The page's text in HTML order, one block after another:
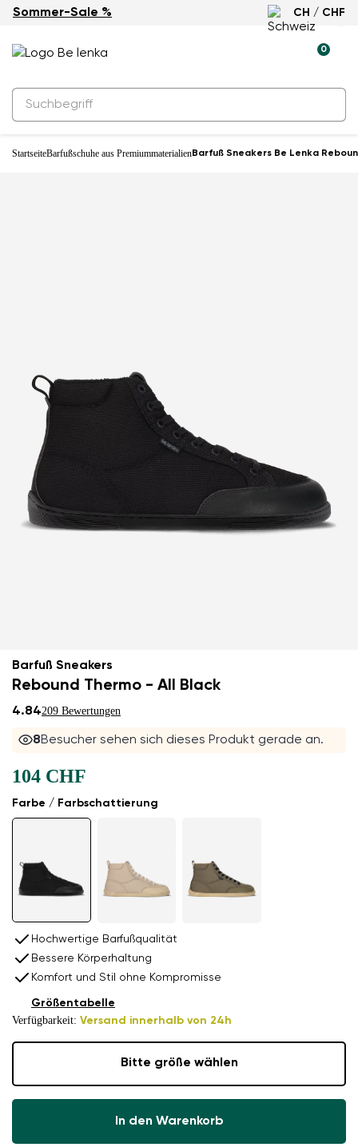
Sommer-Sale % CH / CHF
0
StartseiteBarfußschuhe aus PremiummaterialienBarfuß Sneakers Be Lenka
Barfuß Sneakers
Rebound Thermo - All Black
4.84209 Bewertungen
8Besucher sehen sich dieses Produkt gerade an.
Farbe / Farbschattierung
104 CHF
Hochwertige Barfußqualität
Bessere Körperhaltung
Komfort und Stil ohne Kompromisse
Verfügbarkeit: Versand innerhalb von 24h
Größentabelle
Bitte größe wählen
In den Warenkorb